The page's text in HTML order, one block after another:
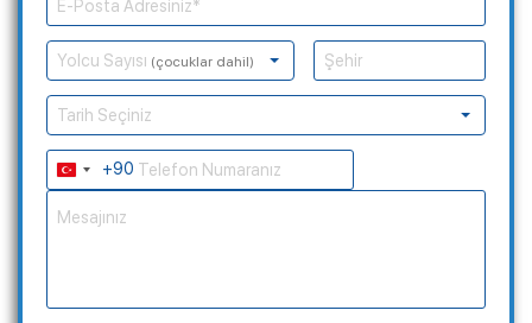
Yolcu Sayısı (çocuklar dahil)
Tarih Seçiniz
Turkey+90